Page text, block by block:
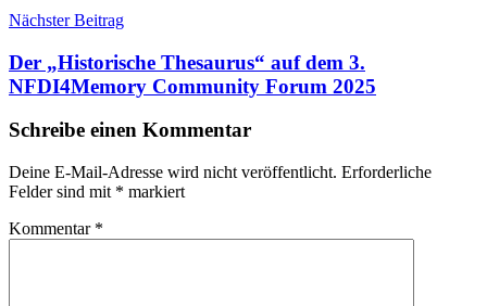
Nächster Beitrag
Der „Historische Thesaurus“ auf dem 3.
NFDI4Memory Community Forum 2025
Schreibe einen Kommentar
Deine E-Mail-Adresse wird nicht veröffentlicht. Erforderliche
Felder sind mit * markiert
Kommentar *